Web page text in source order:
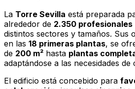
La Torre Sevilla está preparada
alrededor de 2.350 profesionales
distintos sectores y tamaños. Sus
en las 18 primeras plantas, se
de 200 m² hasta plantas
adaptándose a las necesidades de
El edificio está concebido para